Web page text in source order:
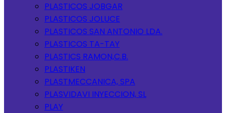
PLASTICOS JOBGAR
PLASTICOS JOLUCE
PLASTICOS SAN ANTONIO LDA.
PLASTICOS TA-TAY
PLASTICS RAMON,C.B.
PLASTIKEN
PLASTMECCANICA, SPA
PLASVIDAVI INYECCION, SL
PLAY